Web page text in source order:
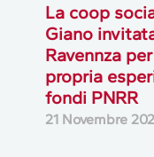
La coop
Giano
Ravennza
propria
fondi PNRR
21 Novembre